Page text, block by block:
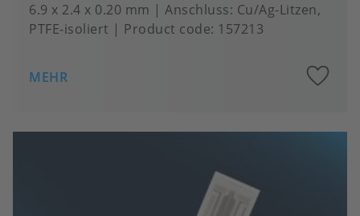
6.9 x 2.4 x 0.20 mm
Anschluss Cu/Ag-Litzen,
PTFE-isoliert
Product code: 157213
MEHR